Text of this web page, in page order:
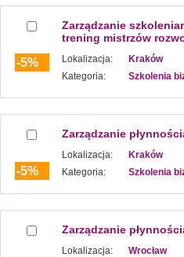
-5%
Zarządzanie
trening mistrzów
Lokalizacja:
Kraków
Kategoria:
Szkolenia
-5%
Zarządzanie
Lokalizacja:
Kraków
Kategoria:
Szkolenia
Zarządzanie
Lokalizacja:
Wrocław